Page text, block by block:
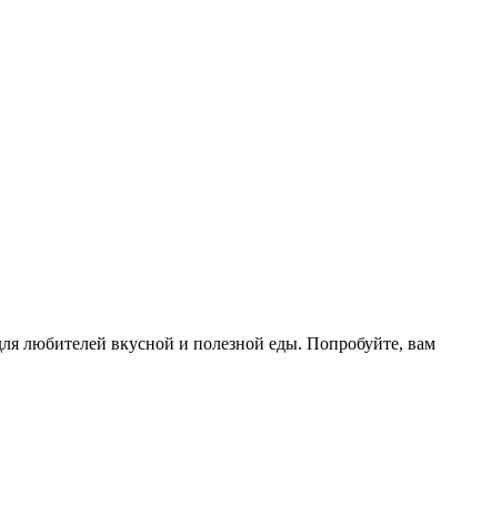
любителей вкусной и полезной еды. Попробуйте, вам